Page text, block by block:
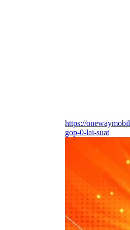
https://
gop-0-lai-suat